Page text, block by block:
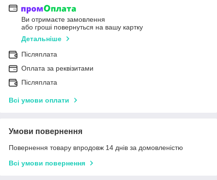
Ви отримаєте замовлення
або гроші повернуться на вашу картку
Детальніше
Післяплата
Оплата за реквізитами
Післяплата
Всі умови оплати
Умови повернення
Повернення товару впродовж 14 днів за домовленістю
Всі умови повернення